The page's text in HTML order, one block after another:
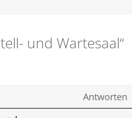
und Wartesaal“
Antworten